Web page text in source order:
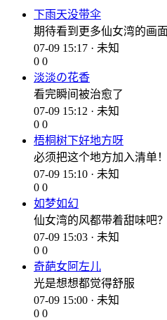
下雨天没带伞
期待看到更多仙女湾的画面
07-09 15:17 · 未知
0 0
淡淡の花香
看完瞬间被治愈了
07-09 15:12 · 未知
0 0
梧桐树下好地方呀
必须把这个地方加入清单！
07-09 15:10 · 未知
0 0
如梦如幻
仙女湾的风都带着甜味吧？
07-09 15:03 · 未知
0 0
奇葩女阿左儿
光是想想都觉得舒服
07-09 15:00 · 未知
0 0